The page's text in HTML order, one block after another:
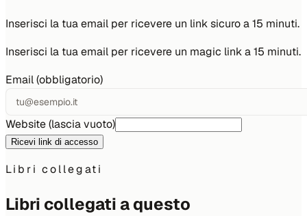
Inserisci la tua email per ricevere un link sicuro a 15 minuti.
Inserisci la tua email per ricevere un magic link a 15 minuti.
Email (obbligatorio)
Website (lascia vuoto)
Ricevi link di accesso
Libri collegati
Libri collegati a questo